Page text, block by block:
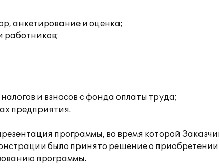
анкетирование и оценка;
работников;
и взносов с фонда оплаты труда;
предприятия.
программы, во время которой
было принято решение о
программы.